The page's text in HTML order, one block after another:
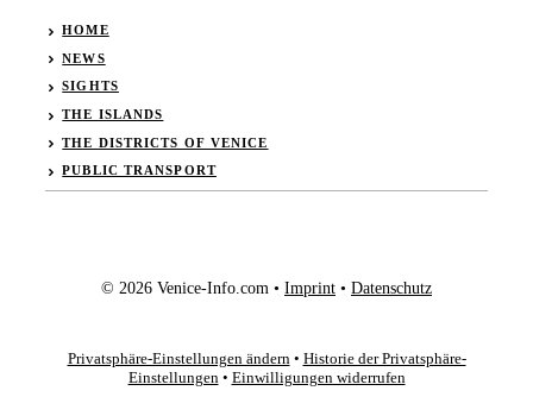
HOME
NEWS
SIGHTS
THE ISLANDS
THE DISTRICTS OF VENICE
PUBLIC TRANSPORT
© 2026 Venice-Info.com • Imprint • Datenschutz
Privatsphäre-Einstellungen ändern • Historie der Privatsphäre-
Einstellungen • Einwilligungen widerrufen